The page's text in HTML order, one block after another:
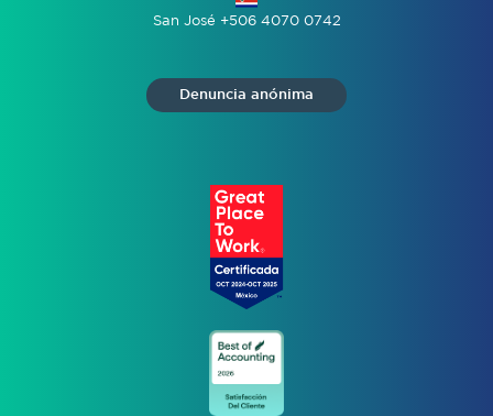
San José +506 4070 0742
Denuncia anónima